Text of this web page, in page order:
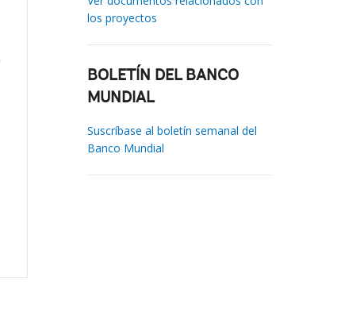
los proyectos
BOLETÍN DEL BANCO
MUNDIAL
Suscríbase al boletín semanal del
Banco Mundial